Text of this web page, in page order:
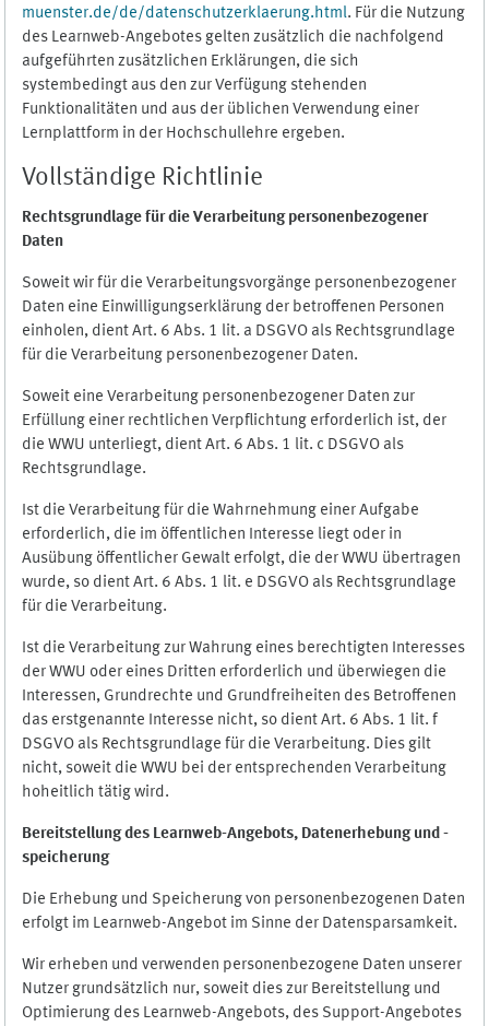
muenster.de/de/datenschutzerklaerung.html. Für die Nutzung
des Learnweb-Angebotes gelten zusätzlich die nachfolgend
aufgeführten zusätzlichen Erklärungen, die sich
systembedingt aus den zur Verfügung stehenden
Funktionalitäten und aus der üblichen Verwendung einer
Lernplattform in der Hochschullehre ergeben.
Vollständige Richtlinie
Rechtsgrundlage für die Verarbeitung personenbezogener
Daten
Soweit wir für die Verarbeitungsvorgänge personenbezogener
Daten eine Einwilligungserklärung der betroffenen Personen
einholen, dient Art. 6 Abs. 1 lit. a DSGVO als Rechtsgrundlage
für die Verarbeitung personenbezogener Daten.
Soweit eine Verarbeitung personenbezogener Daten zur
Erfüllung einer rechtlichen Verpflichtung erforderlich ist, der
die WWU unterliegt, dient Art. 6 Abs. 1 lit. c DSGVO als
Rechtsgrundlage.
Ist die Verarbeitung für die Wahrnehmung einer Aufgabe
erforderlich, die im öffentlichen Interesse liegt oder in
Ausübung öffentlicher Gewalt erfolgt, die der WWU übertragen
wurde, so dient Art. 6 Abs. 1 lit. e DSGVO als Rechtsgrundlage
für die Verarbeitung.
Ist die Verarbeitung zur Wahrung eines berechtigten Interesses
der WWU oder eines Dritten erforderlich und überwiegen die
Interessen, Grundrechte und Grundfreiheiten des Betroffenen
das erstgenannte Interesse nicht, so dient Art. 6 Abs. 1 lit. f
DSGVO als Rechtsgrundlage für die Verarbeitung. Dies gilt
nicht, soweit die WWU bei der entsprechenden Verarbeitung
hoheitlich tätig wird.
Bereitstellung des Learnweb-Angebots, Datenerhebung und -
speicherung
Die Erhebung und Speicherung von personenbezogenen Daten
erfolgt im Learnweb-Angebot im Sinne der Datensparsamkeit.
Wir erheben und verwenden personenbezogene Daten unserer
Nutzer grundsätzlich nur, soweit dies zur Bereitstellung und
Optimierung des Learnweb-Angebots, des Support-Angebotes